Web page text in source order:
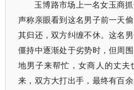
玉博路市场上一名女玉商
声称亲眼看到这名男子前一天
其归还，双方纠缠不休。这名
僵持中逐渐处于劣势时，但周
地男子来帮忙，女商人的丈夫
来，双方大打出手，最终有百